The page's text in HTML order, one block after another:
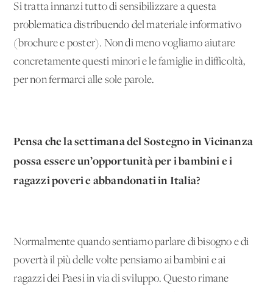
Si tratta innanzi tutto di sensibilizzare a questa
problematica distribuendo del materiale informativo
(brochure e poster). Non di meno vogliamo aiutare
concretamente questi minori e le famiglie in difficoltà,
per non fermarci alle sole parole.
Pensa che la settimana del Sostegno in Vicinanza
possa essere un’opportunità per i bambini e i
ragazzi poveri e abbandonati in Italia?
Normalmente quando sentiamo parlare di bisogno e di
povertà il più delle volte pensiamo ai bambini e ai
ragazzi dei Paesi in via di sviluppo. Questo rimane